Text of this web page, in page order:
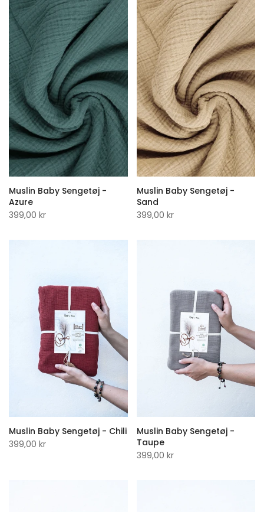
Muslin Baby Sengetøj -
Azure
399,00 kr
Muslin Baby Sengetøj -
Sand
399,00 kr
Muslin Baby Sengetøj - Chili
399,00 kr
Muslin Baby Sengetøj -
Taupe
399,00 kr